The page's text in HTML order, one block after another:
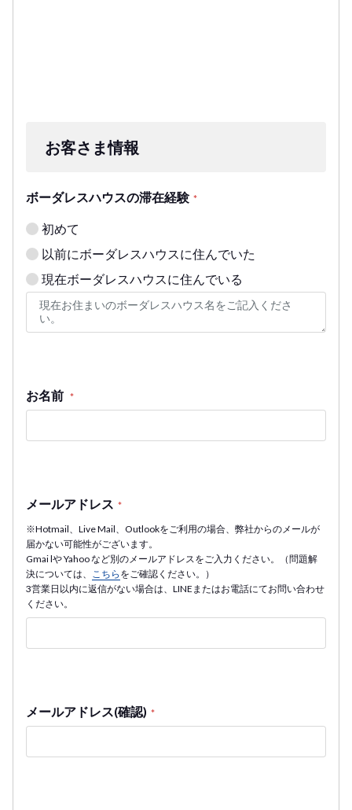
お客さま情報
ボーダレスハウスの滞在経験 *
初めて
以前にボーダレスハウスに住んでいた
現在ボーダレスハウスに住んでいる
お名前 *
メールアドレス *
※Hotmail、Live Mail、Outlookをご利用の場合、弊社からのメールが
届かない可能性がございます。
Gmai lや Yahoo など別のメールアドレスをご入力ください。（問題解
決については、
こちら をご確認ください。）
3営業日以内に返信がない場合は、LINEまたはお電話にてお問い合わせ
ください。
メールアドレス(確認) *